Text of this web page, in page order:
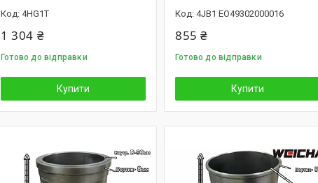
4HG1T
1 304 ₴
Готово до відправки
Купити
4JB1 EO49302000016
855 ₴
Готово до відправки
Купити